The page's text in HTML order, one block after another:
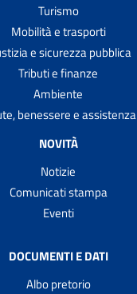
Turismo
Mobilità e trasporti
e sicurezza pubblica
Tributi e finanze
Ambiente
benessere e assistenza
NOVITÀ
Notizie
Comunicati stampa
Eventi
DOCUMENTI E DATI
Albo pretorio